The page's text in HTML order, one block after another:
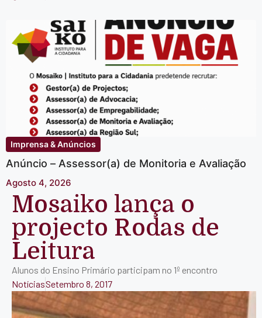
Imprensa & Anúncios
Anúncio – Assessor(a) de Monitoria e Avaliação
Agosto 4, 2026
Mosaiko lança o
projecto Rodas de
Leitura
Alunos do Ensino Primário participam no 1º encontro
NotíciasSetembro 8, 2017